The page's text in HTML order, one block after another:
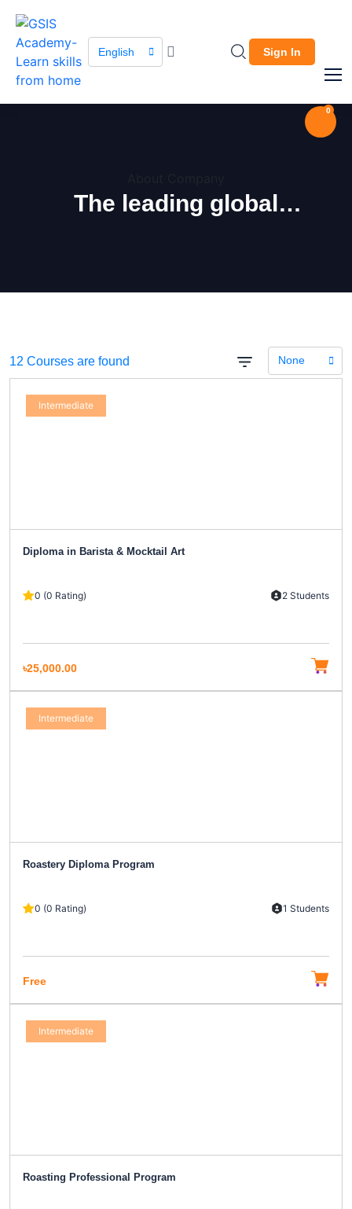
English Sign In
0
The leading global
12 Courses are found None
Intermediate
Diploma in Barista & Mocktail Art
0 (0 Rating) 2 Students
৳25,000.00
Intermediate
Roastery Diploma Program
0 (0 Rating) 1 Students
Free
Intermediate
Roasting Professional Program